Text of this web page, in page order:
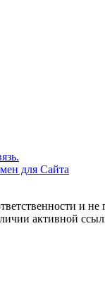
для Сайта
и
активной